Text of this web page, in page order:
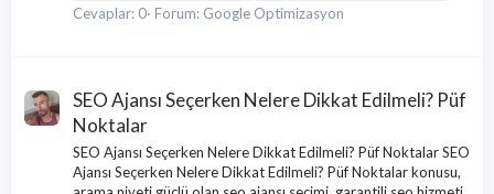
Cevaplar: 0 Forum: Google Optimizasyon
SEO Ajansı Seçerken Nelere Dikkat Edilmeli? Püf
Noktalar
SEO Ajansı Seçerken Nelere Dikkat Edilmeli? Püf Noktalar SEO
Ajansı Seçerken Nelere Dikkat Edilmeli? Püf Noktalar konusu,